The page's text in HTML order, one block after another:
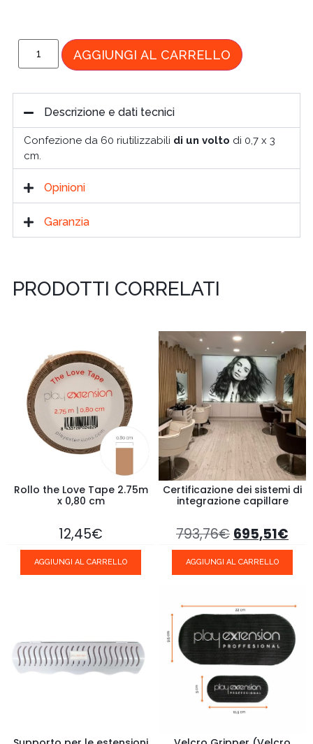
AGGIUNGI AL CARRELLO
Descrizione e dati tecnici
Confezione da 60 riutilizzabili di un volto di 0,7 x 3
cm.
Opinioni
Garanzia
PRODOTTI CORRELATI
Rollo the Love Tape 2.75m
x 0,80 cm
12,45€
AGGIUNGI AL CARRELLO
Certificazione dei sistemi di
integrazione capillare
793,76€ 695,51€
AGGIUNGI AL CARRELLO